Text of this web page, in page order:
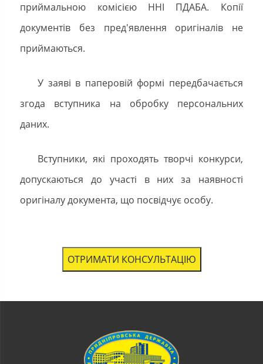
приймальною комісією ННІ ПДАБА. Копії
документів без пред'явлення оригіналів не
приймаються.
У заяві в паперовій формі передбачається
згода вступника на обробку персональних
даних.
Вступники, які проходять творчі конкурси,
допускаються до участі в них за наявності
оригіналу документа, що посвідчує особу.
ОТРИМАТИ КОНСУЛЬТАЦІЮ